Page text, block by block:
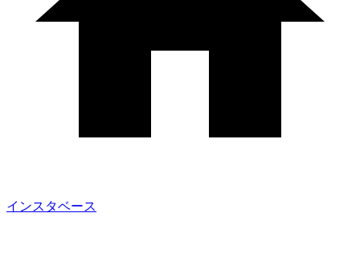
インスタベース